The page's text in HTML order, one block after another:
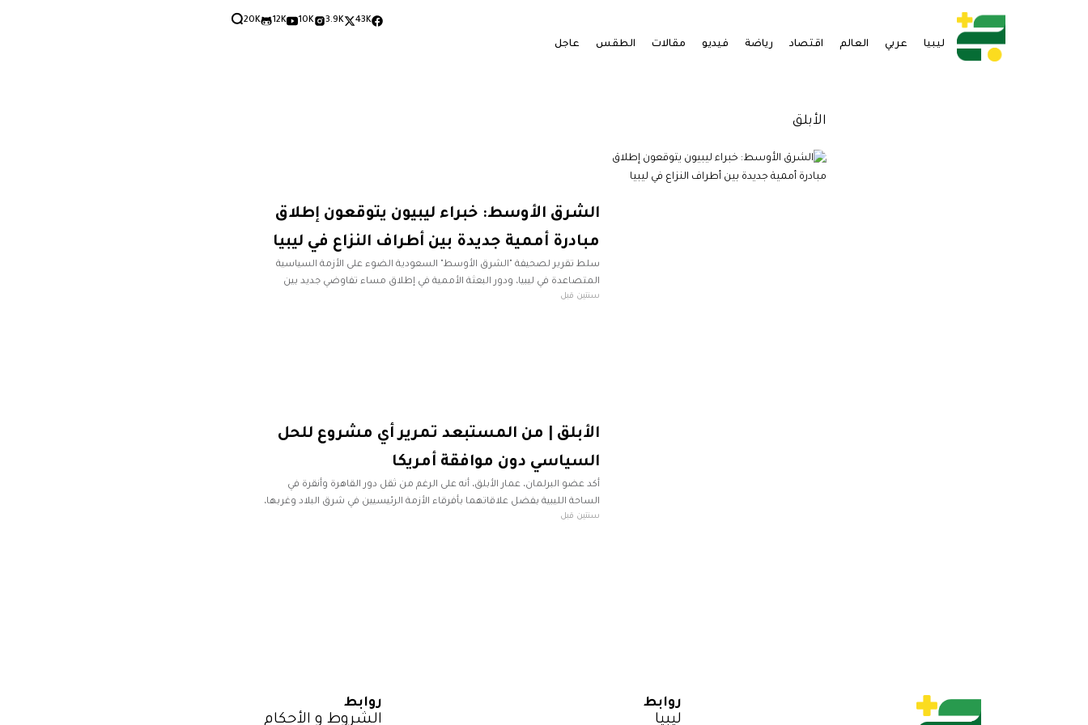
ليبيا عربي العالم اقتصاد رياضة فيديو مقالات الطقس عاجل
43K
3.9K
10K
12K
20K
الأبلق
الشرق الأوسط: خبراء ليبيون يتوقعون إطلاق
مبادرة أممية جديدة بين أطراف النزاع في ليبيا
سلط تقرير لصحيفة "الشرق الأوسط" السعودية الضوء على الأزمة السياسية
المتصاعدة في ليبيا، ودور البعثة الأممية في إطلاق مساء تفاوضي جديد بين
الفرقاء في ليبيا. وأعلنت ستيفاني خوري، رئيسة البعثة
سنتين قبل
الأبلق | من المستبعد تمرير أي مشروع للحل
السياسي دون موافقة أمريكا
أكد عضو البرلمان، عمار الأبلق، أنه على الرغم من ثقل دور القاهرة وأنقرة في
الساحة الليبية بفضل علاقاتهما بأفرقاء الأزمة الرئيسيين في شرق البلاد وغربها،
ولكن لم يستطيعا الانفراد بطرح
سنتين قبل
روابط
ليبيا
روابط
الشروط و الأحكام